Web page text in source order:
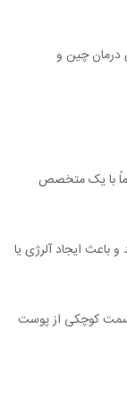
درمان چین و
با یک متخصص
باعث ایجاد آلرژی یا
کوچکی از پوست